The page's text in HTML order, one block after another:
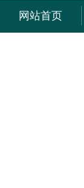
网站首页